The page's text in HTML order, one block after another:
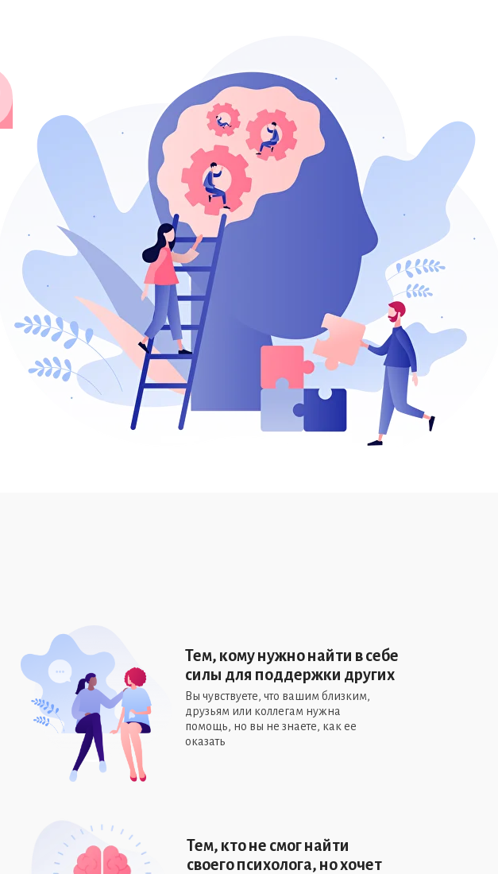
Тем, кому нужно найти в себе
силы для поддержки других
Тем, кто не смог найти
своего психолога, но хочет
Вы чувствуете, что вашим близким,
друзьям или коллегам нужна
помощь, но вы не знаете, как ее
оказать